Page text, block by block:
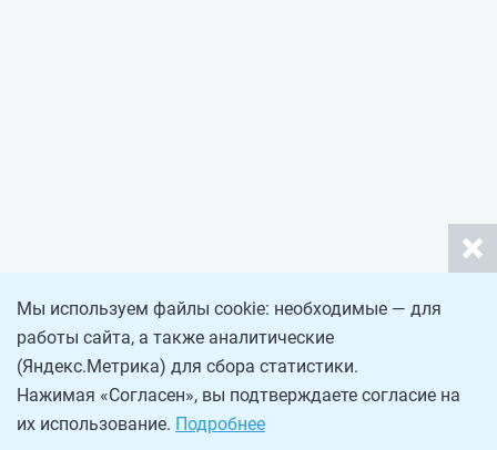
Мы используем файлы cookie: необходимые — для
работы сайта, а также аналитические
(Яндекс.Метрика) для сбора статистики.
Нажимая «Согласен», вы подтверждаете согласие на
их использование. Подробнее